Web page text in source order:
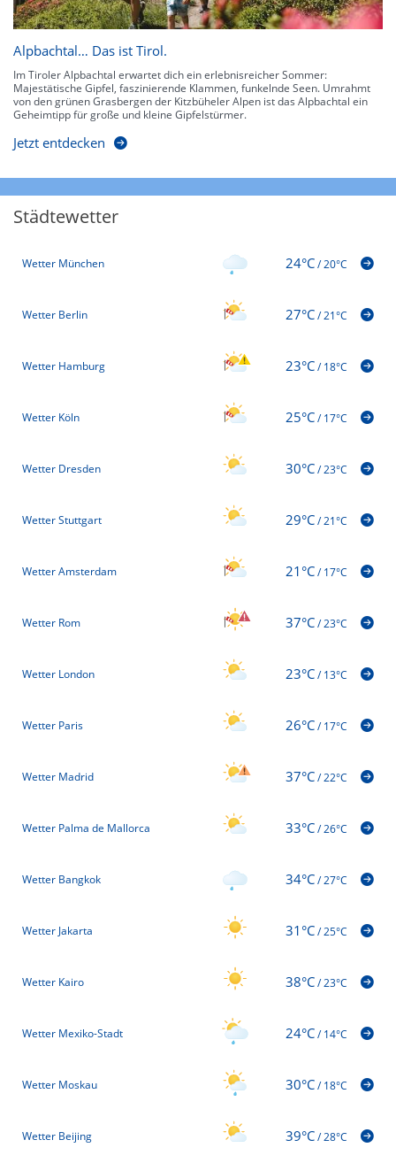
Alpbachtal… Das ist Tirol.
Im Tiroler Alpbachtal erwartet dich ein erlebnisreicher Sommer:
Majestätische Gipfel, faszinierende Klammen, funkelnde Seen. Umrahmt
von den grünen Grasbergen der Kitzbüheler Alpen ist das Alpbachtal ein
Geheimtipp für große und kleine Gipfelstürmer.
Jetzt entdecken
Städtewetter
Wetter München 24°C/20°C
Wetter Berlin 27°C/21°C
Wetter Hamburg 23°C/18°C
Wetter Köln 25°C/17°C
Wetter Dresden 30°C/23°C
Wetter Stuttgart 29°C/21°C
Wetter Amsterdam 21°C/17°C
Wetter Rom 37°C/23°C
Wetter London 23°C/13°C
Wetter Paris 26°C/17°C
Wetter Madrid 37°C/22°C
Wetter Palma de Mallorca 33°C/26°C
Wetter Bangkok 34°C/27°C
Wetter Jakarta 31°C/25°C
Wetter Kairo 38°C/23°C
Wetter Mexiko-Stadt 24°C/14°C
Wetter Moskau 30°C/18°C
Wetter Beijing 39°C/28°C